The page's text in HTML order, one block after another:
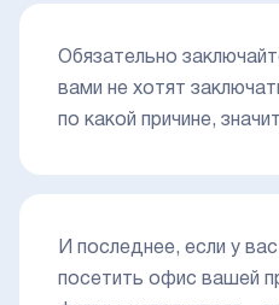
Обязательно
вами не хотят
по какой причине,
И последнее, если у
посетить офис вашей